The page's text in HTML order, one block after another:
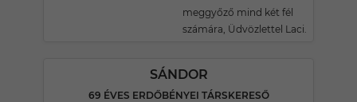
meggyőző mind két fél
számára, Üdvözlettel Laci.
SÁNDOR
69 ÉVES ERDŐBÉNYEI TÁRSKERESŐ